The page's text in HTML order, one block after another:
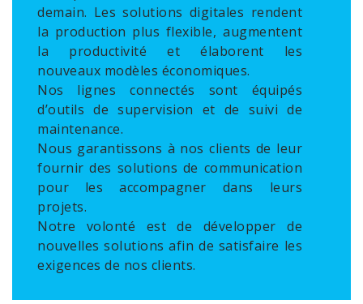
demain. Les solutions digitales rendent
la production plus flexible, augmentent
la productivité et élaborent les
nouveaux modèles économiques.
Nos lignes connectés sont équipés
d’outils de supervision et de suivi de
maintenance.
Nous garantissons à nos clients de leur
fournir des solutions de communication
pour les accompagner dans leurs
projets.
Notre volonté est de développer de
nouvelles solutions afin de satisfaire les
exigences de nos clients.